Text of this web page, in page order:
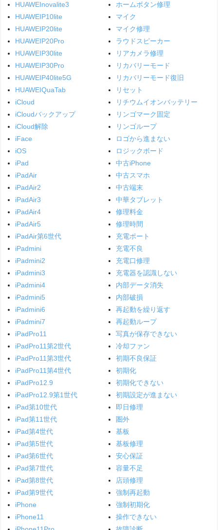
HUAWEInovalite3
HUAWEIP10lite
HUAWEIP20lite
HUAWEIP20Pro
HUAWEIP30lite
HUAWEIP30Pro
HUAWEIP40lite5G
HUAWEIQuaTab
iCloud
iCloudバックアップ
iCloud解除
iFace
iOS
iPad
iPadAir
iPadAir2
iPadAir3
iPadAir4
iPadAir5
iPadAir第6世代
iPadmini
iPadmini2
iPadmini3
iPadmini4
iPadmini5
iPadmini6
iPadmini7
iPadPro11
iPadPro11第2世代
iPadPro11第3世代
iPadPro11第4世代
iPadPro12.9
iPadPro12.9第1世代
iPad第10世代
iPad第11世代
iPad第4世代
iPad第5世代
iPad第6世代
iPad第7世代
iPad第8世代
iPad第9世代
iPhone
iPhone11
ホームボタン修理
マイク
マイク修理
ラウドスピーカー
リアカメラ修理
リカバリーモード
リカバリーモード復旧
リセット
リチウムイオンバッテリー
リンゴマーク固定
リンゴループ
ロゴから進まない
ロジックボード
中古iPhone
中古スマホ
中古端末
中華タブレット
修理料金
修理時間
充電ポート
充電不良
充電口修理
充電器を認識しない
内部データ消失
内部破損
再起動を繰り返す
再起動ループ
写真が保存できない
冷却ファン
初期不良保証
初期化
初期化できない
初期設定が進まない
即日修理
圏外
基板
基板修理
安心保証
容量不足
店頭修理
強制再起動
強制初期化
操作できない